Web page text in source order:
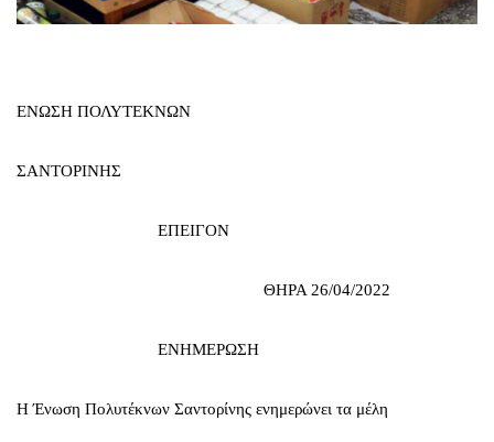
ΕΝΩΣΗ ΠΟΛΥΤΕΚΝΩΝ
ΣΑΝΤΟΡΙΝΗΣ
ΕΠΕΙΓΟΝ
ΘΗΡΑ 26/04/2022
ΕΝΗΜΕΡΩΣΗ
Η Ένωση Πολυτέκνων Σαντορίνης ενημερώνει τα μέλη